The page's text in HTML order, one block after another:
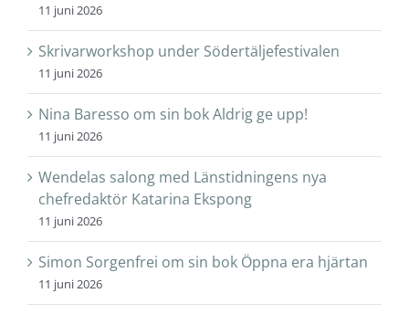
11 juni 2026
Skrivarworkshop under Södertäljefestivalen
11 juni 2026
Nina Baresso om sin bok Aldrig ge upp!
11 juni 2026
Wendelas salong med Länstidningens nya
chefredaktör Katarina Ekspong
11 juni 2026
Simon Sorgenfrei om sin bok Öppna era hjärtan
11 juni 2026